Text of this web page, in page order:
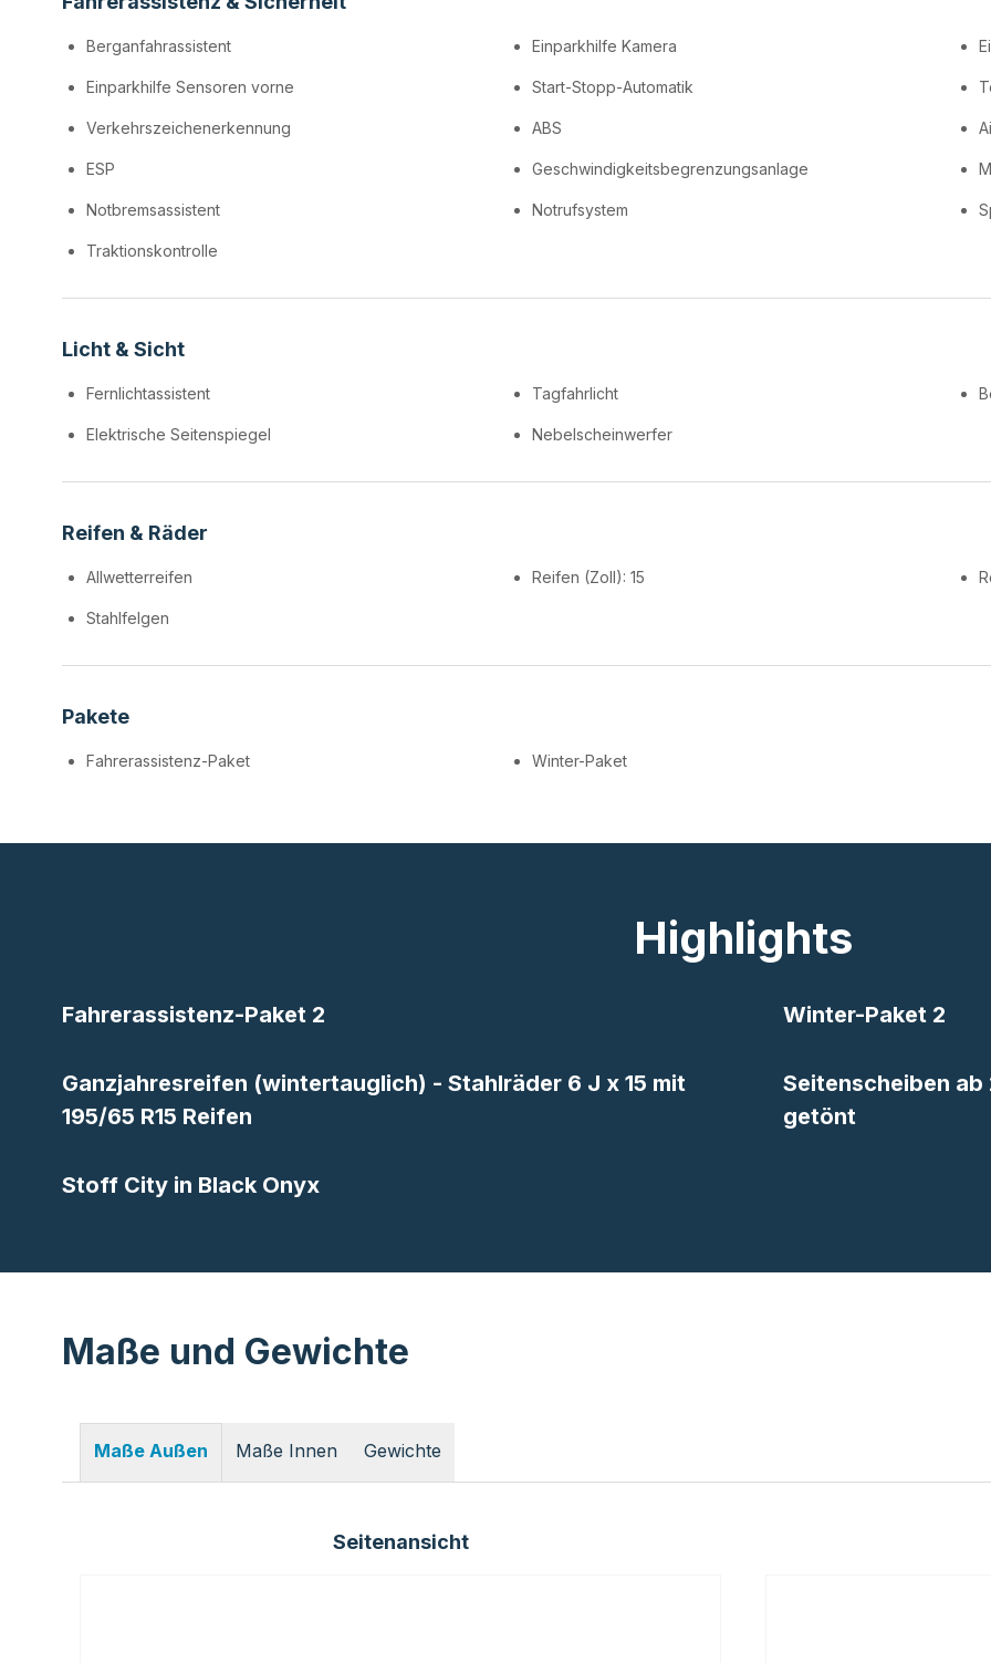
Berganfahrassistent Einparkhilfe Kamera
Einparkhilfe Sensoren vorne Start-Stopp-Automatik
Verkehrszeichenerkennung ABS
ESP Geschwindigkeitsbegrenzungsanlage
Notbremsassistent Notrufsystem
Traktionskontrolle
Licht & Sicht
Fernlichtassistent Tagfahrlicht
Elektrische Seitenspiegel Nebelscheinwerfer
Reifen & Räder
Allwetterreifen Reifen (Zoll): 15
Stahlfelgen
Pakete
Fahrerassistenz-Paket Winter-Paket
Highlights
Fahrerassistenz-Paket 2 Winter-Paket 2
Ganzjahresreifen (wintertauglich) - Stahlräder 6 J x 15 mit
195/65 R15 Reifen
Seitenscheiben ab
getönt
Stoff City in Black Onyx
Maße und Gewichte
Maße Außen Maße Innen Gewichte
Seitenansicht